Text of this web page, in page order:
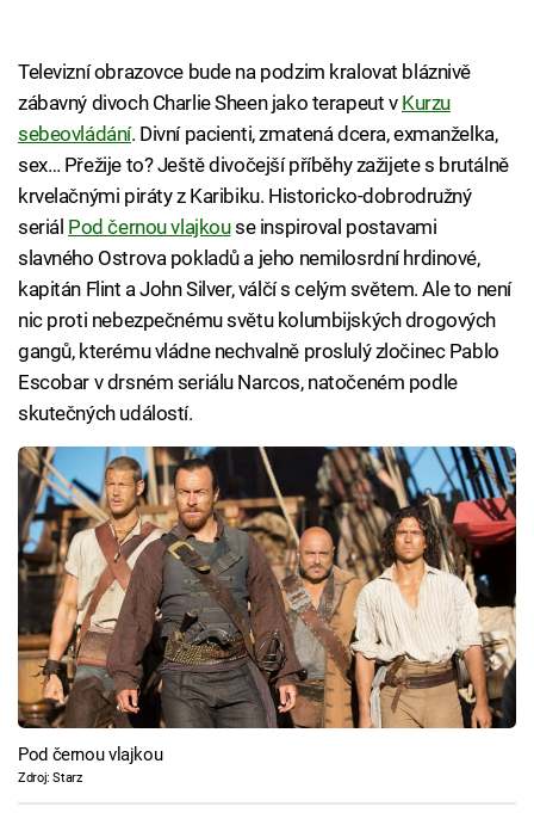
Televizní obrazovce bude na podzim kralovat bláznivě
zábavný divoch Charlie Sheen jako terapeut v Kurzu
sebeovládání. Divní pacienti, zmatená dcera, exmanželka,
sex… Přežije to? Ještě divočejší příběhy zažijete s brutálně
krvelačnými piráty z Karibiku. Historicko-dobrodružný
seriál Pod černou vlajkouse inspiroval postavami
slavného Ostrova pokladů a jeho nemilosrdní hrdinové,
kapitán Flint a John Silver, válčí s celým světem. Ale to není
nic proti nebezpečnému světu kolumbijských drogových
gangů, kterému vládne nechvalně proslulý zločinec Pablo
Escobar v drsném seriálu Narcos, natočeném podle
skutečných událostí.
Pod černou vlajkou
Zdroj: Starz